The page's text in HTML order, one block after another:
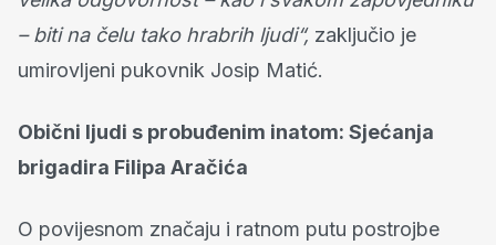
– biti na čelu tako hrabrih ljudi“, zaključio je
umirovljeni pukovnik Josip Matić.
Obični ljudi s probuđenim inatom: Sjećanja
brigadira Filipa Aračića
O povijesnom značaju i ratnom putu postrojbe